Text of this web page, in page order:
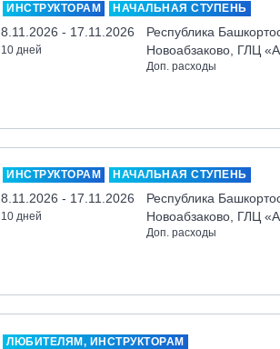
ИНСТРУКТОРАМ НАЧАЛЬНАЯ СТУПЕНЬ
8.11.2026 - 17.11.2026
10 дней
Республика
Новоабзаково, ГЛЦ
Доп. расходы
ИНСТРУКТОРАМ НАЧАЛЬНАЯ СТУПЕНЬ
8.11.2026 - 17.11.2026
10 дней
Республика
Новоабзаково, ГЛЦ
Доп. расходы
ЛЮБИТЕЛЯМ, ИНСТРУКТОРАМ